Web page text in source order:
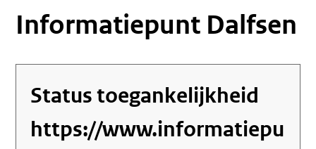
Informatiepunt Dalfsen
Status toegankelijkheid
https://www.informatiepu